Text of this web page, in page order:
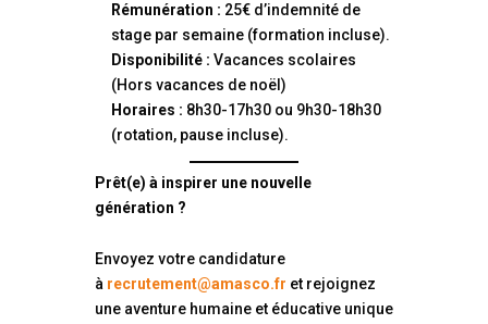
Rémunération : 25€ d’indemnité de
stage par semaine (formation incluse).
Disponibilité : Vacances scolaires
(Hors vacances de noël)
Horaires : 8h30-17h30 ou 9h30-18h30
(rotation, pause incluse).
Prêt(e) à inspirer une nouvelle
génération ?
Envoyez votre candidature
à recrutement@amasco.fr et rejoignez
une aventure humaine et éducative unique